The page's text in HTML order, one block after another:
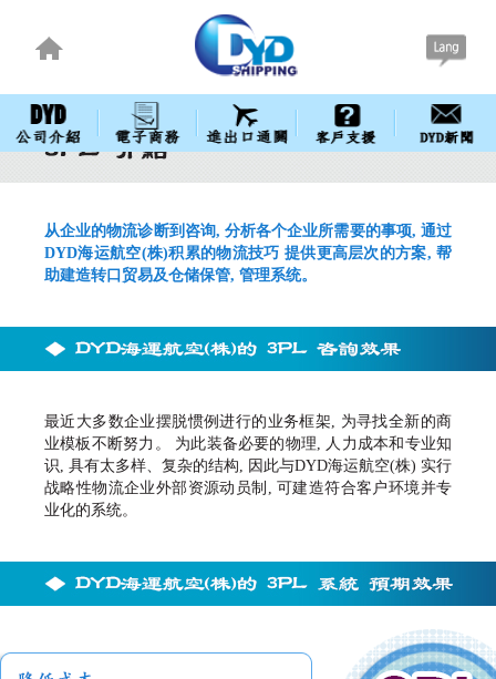
从企业的物流诊断到咨询, 分析各个企业所需要的事项, 通过
DYD海运航空(株)积累的物流技巧 提供更高层次的方案, 帮
助建造转口贸易及仓储保管, 管理系统。
最近大多数企业摆脱惯例进行的业务框架, 为寻找全新的商
业模板不断努力。 为此装备必要的物理, 人力成本和专业知
识, 具有太多样、复杂的结构, 因此与DYD海运航空(株) 实行
战略性物流企业外部资源动员制, 可建造符合客户环境并专
业化的系统。